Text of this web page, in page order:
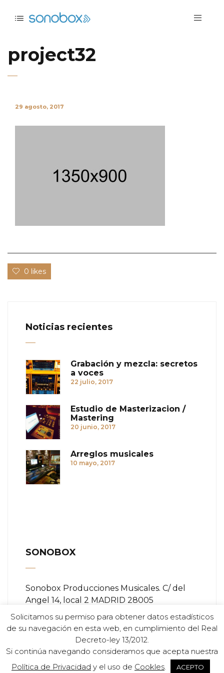
project32
29 agosto, 2017
0 likes
Noticias recientes
Grabación y mezcla: secretos
a voces
22 julio, 2017
Estudio de Masterizacion /
Mastering
20 junio, 2017
Arreglos musicales
10 mayo, 2017
SONOBOX
Sonobox Producciones Musicales. C/ del
Angel 14, local 2 MADRID 28005
Teléfono:+ (34) 91 366 84 11
Email: info@sonobox.es
Solicitamos su permiso para obtener datos estadísticos
de su navegación en esta web, en cumplimiento del Real
Decreto-ley 13/2012.
Si continúa navegando consideramos que acepta nuestra
Política de Privacidad y el uso de Cookles. ACEPTO